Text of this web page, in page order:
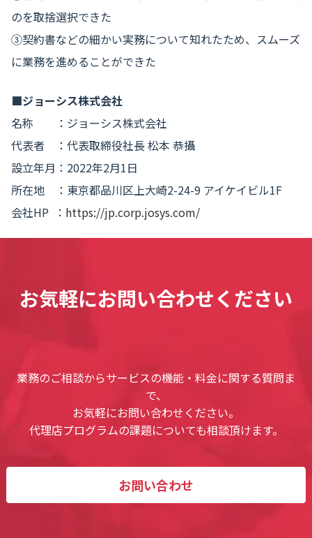
のを取捨選択できた
③契約書などの細かい実務について知れたため、スムーズ
に業務を進めることができた
■ジョーシス株式会社
名称 ：ジョーシス株式会社
代表者 ：代表取締役社長 松本 恭攝
設立年月：2022年2月1日
所在地 ：東京都品川区上大崎2-24-9 アイケイビル1F
会社HP ： https://jp.corp.josys.com/
お気軽にお問い合わせください
業務のご相談からサービスの機能・料金に関する質問ま
で、
お気軽にお問い合わせください。
代理店プログラムの課題についても相談頂けます。
お問い合わせ